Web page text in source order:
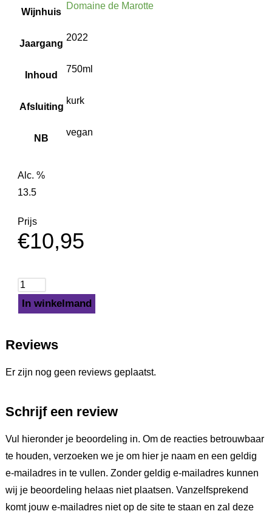
Wijnhuis
Domaine de Marotte
Jaargang
2022
Inhoud
750ml
Afsluiting
kurk
NB
vegan
Alc. %
13.5
Prijs
€10,95
In winkelmand
Reviews
Er zijn nog geen reviews geplaatst.
Schrijf een review
Vul hieronder je beoordeling in. Om de reacties betrouwbaar
te houden, verzoeken we je om hier je naam en een geldig
e-mailadres in te vullen. Zonder geldig e-mailadres kunnen
wij je beoordeling helaas niet plaatsen. Vanzelfsprekend
komt jouw e-mailadres niet op de site te staan en zal deze